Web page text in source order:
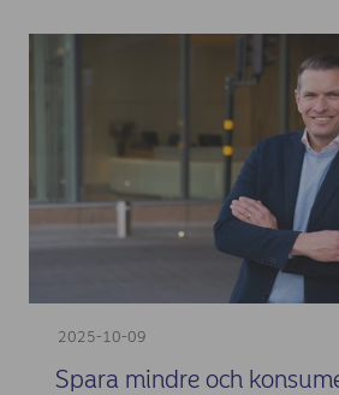
2025-10-09
Spara mindre och